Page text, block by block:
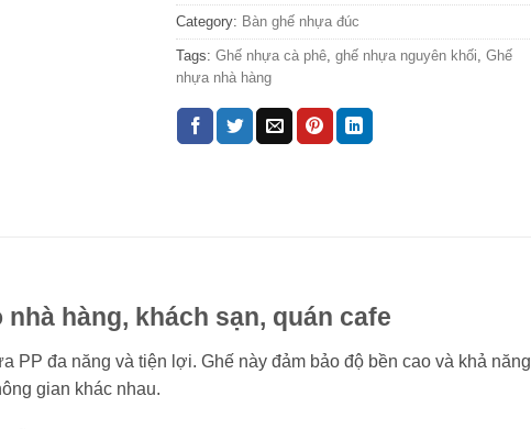
Category: Bàn ghế nhựa đúc
Tags: Ghế nhựa cà phê, ghế nhựa nguyên khối Ghế
nhựa nhà hàng
hàng, khách sạn, quán cafe
PP đa năng và tiện lợi. Ghế này đảm bảo độ bền cao và khả năng
gian khác nhau.